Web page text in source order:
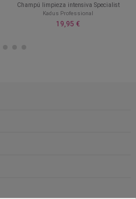
Champú limpieza intensiva Specialist
Kadus Professional
19,95 €